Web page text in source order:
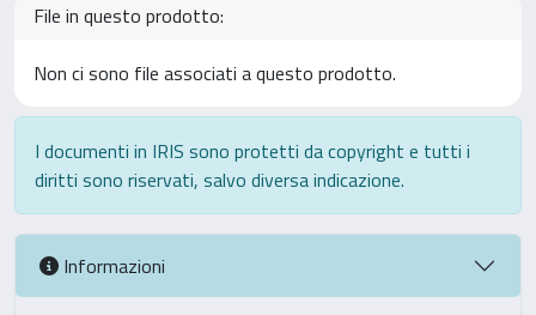
File in questo prodotto:
Non ci sono file associati a questo prodotto.
I documenti in IRIS sono protetti da copyright e tutti i
diritti sono riservati, salvo diversa indicazione.
Informazioni